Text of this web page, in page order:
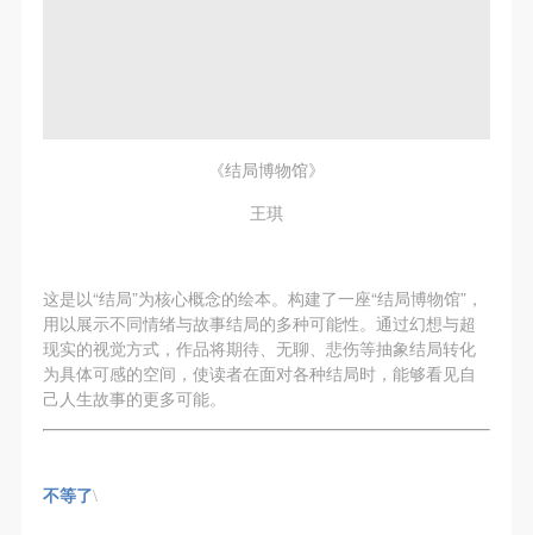
《结局博物馆》
王琪
这是以“结局”为核心概念的绘本。构建了一座“结局博物馆”，
用以展示不同情绪与故事结局的多种可能性。通过幻想与超
现实的视觉方式，作品将期待、无聊、悲伤等抽象结局转化
为具体可感的空间，使读者在面对各种结局时，能够看见自
己人生故事的更多可能。
不等了\